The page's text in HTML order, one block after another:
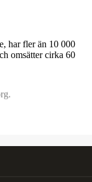
har fler än 10 000
omsätter cirka 60